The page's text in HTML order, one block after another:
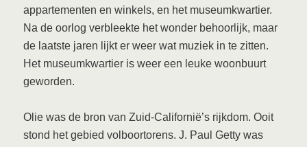
appartementen en winkels, en het museumkwartier.
Na de oorlog verbleekte het wonder behoorlijk, maar
de laatste jaren lijkt er weer wat muziek in te zitten.
Het museumkwartier is weer een leuke woonbuurt
geworden.
Olie was de bron van Zuid-Californië’s rijkdom. Ooit
stond het gebied volboortorens. J. Paul Getty was